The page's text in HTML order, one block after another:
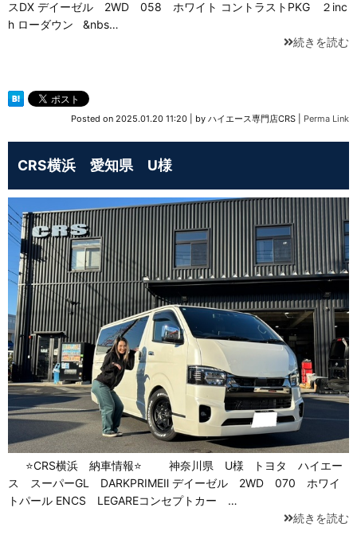
スDX デイーゼル 2WD 058 ホワイト コントラストPKG ２inc
h ローダウン &nbs…
続きを読む
Posted on 2025.01.20 11:20 by ハイエース専門店CRS Perma Link
CRS横浜 愛知県 U様
⭐CRS横浜 納車情報⭐ 神奈川県 U様 トヨタ ハイエー
ス スーパーGL DARKPRIMEⅡ デイーゼル 2WD 070 ホワイ
トパール ENCS LEGAREコンセプトカー …
続きを読む